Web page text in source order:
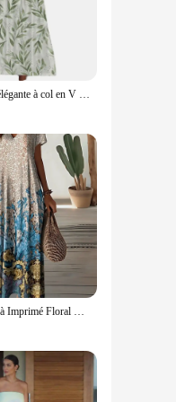
who
to offer a
and
Robe longue élégante à col en V pour femmes, boutons, imprimé floral, manches courtes, décontracté, mode éducative, printemps, été, nouveau, 2024
Robe Longue à Imprimé Floral Rétro pour Femme, Grande Taille, Col en V, Élégante, Manches Courtes, Mode Été 2024